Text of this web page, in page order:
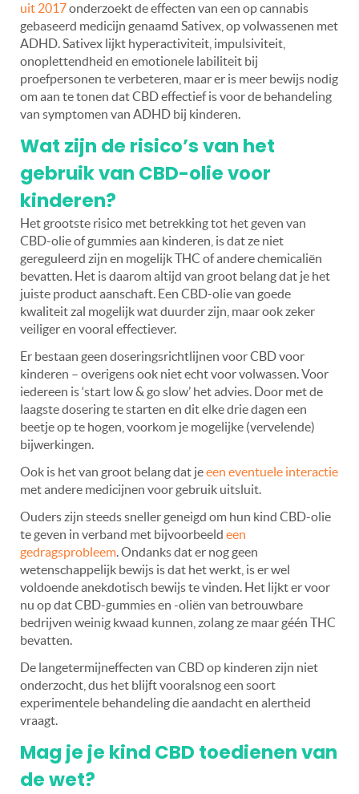
uit 2017onderzoekt de effecten van een op cannabis
gebaseerd medicijn genaamd Sativex, op volwassenen met
ADHD. Sativex lijkt hyperactiviteit, impulsiviteit,
onoplettendheid en emotionele labiliteit bij
proefpersonen te verbeteren, maar er is meer bewijs nodig
om aan te tonen dat CBD effectief is voor de behandeling
van symptomen van ADHD bij kinderen.
Wat zijn de risico’s van het
gebruik van CBD-olie voor
kinderen?
Het grootste risico met betrekking tot het geven van
CBD-olie of gummies aan kinderen, is dat ze niet
gereguleerd zijn en mogelijk THC of andere chemicaliën
bevatten. Het is daarom altijd van groot belang dat je het
juiste product aanschaft. Een CBD-olie van goede
kwaliteit zal mogelijk wat duurder zijn, maar ook zeker
veiliger en vooral effectiever.
Er bestaan geen doseringsrichtlijnen voor CBD voor
kinderen – overigens ook niet echt voor volwassen. Voor
iedereen is ‘start low & go slow’ het advies. Door met de
laagste dosering te starten en dit elke drie dagen een
beetje op te hogen, voorkom je mogelijke (vervelende)
bijwerkingen.
Ook is het van groot belang dat jeeen eventuele interactie
met andere medicijnen voor gebruik uitsluit.
Ouders zijn steeds sneller geneigd om hun kind CBD-olie
te geven in verband met bijvoorbeeld een
gedragsprobleem. Ondanks dat er nog geen
wetenschappelijk bewijs is dat het werkt, is er wel
voldoende anekdotisch bewijs te vinden. Het lijkt er voor
nu op dat CBD-gummies en -oliën van betrouwbare
bedrijven weinig kwaad kunnen, zolang ze maar géén THC
bevatten.
De langetermijneffecten van CBD op kinderen zijn niet
onderzocht, dus het blijft vooralsnog een soort
experimentele behandeling die aandacht en alertheid
vraagt.
Mag je je kind CBD toedienen van
de wet?